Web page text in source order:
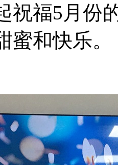
祝福5月份
蜜和快乐。